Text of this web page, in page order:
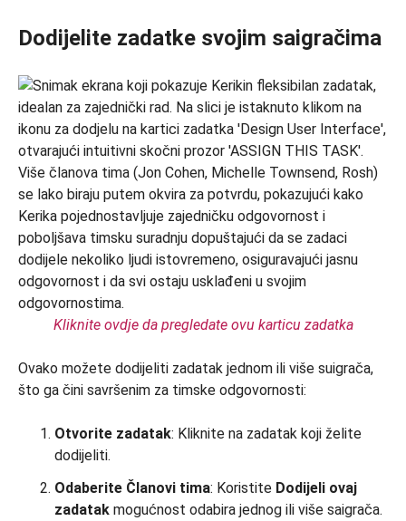
Dodijelite zadatke svojim saigračima
Kliknite ovdje da pregledate ovu karticu zadatka
Ovako možete dodijeliti zadatak jednom ili više suigrača,
što ga čini savršenim za timske odgovornosti:
Otvorite zadatak: Kliknite na zadatak koji želite
dodijeliti.
Odaberite Članovi tima: Koristite Dodijeli ovaj
zadatak mogućnost odabira jednog ili više saigrača.